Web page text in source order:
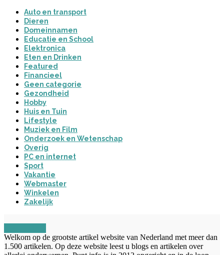
Auto en transport
Dieren
Domeinnamen
Educatie en School
Elektronica
Eten en Drinken
Featured
Financieel
Geen categorie
Gezondheid
Hobby
Huis en Tuin
Lifestyle
Muziek en Film
Onderzoek en Wetenschap
Overig
PC en internet
Sport
Vakantie
Webmaster
Winkelen
Zakelijk
Welkom op de grootste artikel website van Nederland met meer dan
1.500 artikelen. Op deze website leest u blogs en artikelen over